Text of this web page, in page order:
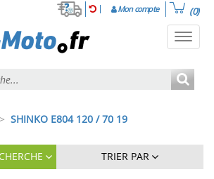
Mon compte (0)
> SHINKO E804 120 / 70 19
TRIER PAR